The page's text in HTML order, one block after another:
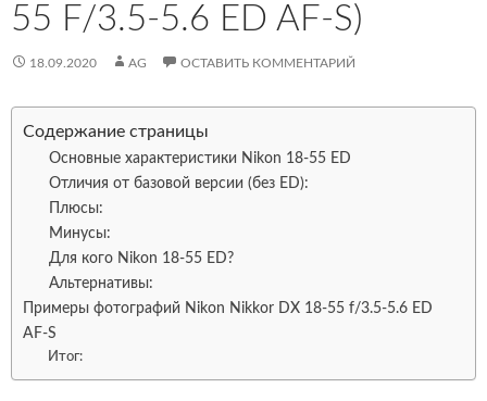
55 F/3.5-5.6 ED AF-S)
18.09.2020 AG ОСТАВИТЬ КОММЕНТАРИЙ
Содержание страницы
Основные характеристики Nikon 18-55 ED
Отличия от базовой версии (без ED):
Плюсы:
Минусы:
Для кого Nikon 18-55 ED?
Альтернативы:
Примеры фотографий Nikon Nikkor DX 18-55 f/3.5-5.6 ED
AF-S
Итог: